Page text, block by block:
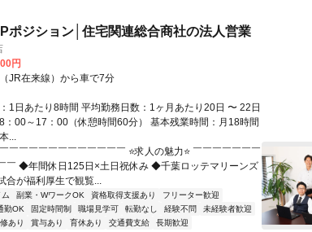
ポジション│住宅関連総合商社の法人営業
円
JR在来線）から車で7分
1日あたり8時間 平均勤務日数：1ヶ月あたり20日 〜 22日
：00～17：00（休憩時間60分） 基本残業時間：月18時間
...
￣￣￣￣￣￣￣￣￣￣￣￣ ⭐求人の魅力⭐ ￣￣￣￣￣￣￣
￣ ◆年間休日125日×土日祝休み ◆千葉ロッテマリーンズ
合が福利厚生で観覧...
副業・WワークOK 資格取得支援あり
フリーター歓迎
勤OK 固定時間制 職場見学可 転勤なし 経験不問
未経験者歓迎
あり 賞与あり 育休あり 交通費支給 長期歓迎